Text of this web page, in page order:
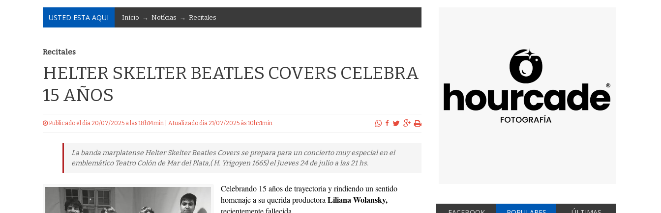
USTED ESTA AQUI Início → Notícias → Recitales
Recitales
HELTER SKELTER BEATLES COVERS CELEBRA
15 AÑOS
Publicado el dia 20/07/2025 a las 18h14min | Atualizado dia 21/07/2025 às 10h51min
La banda marplatense Helter Skelter Beatles Covers se prepara para un concierto muy especial en el
emblemático Teatro Colón de Mar del Plata,( H. Yrigoyen 1665) el Jueves 24 de julio a las 21 hs.
Celebrando 15 años de trayectoria y rindiendo un sentido
homenaje a su querida productoraLiliana Wolansky,